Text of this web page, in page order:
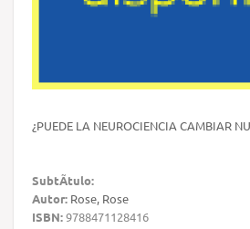
¿PUEDE LA NEUROCIENCIA CAMBIAR
SubtÃ­tulo:
Autor: Rose, Rose
ISBN:9788471128416